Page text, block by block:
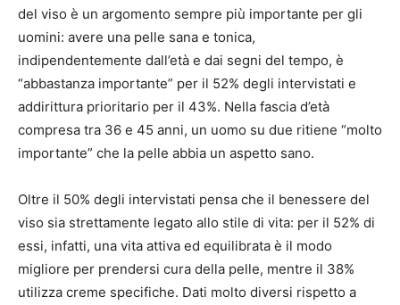
del viso è un argomento sempre più importante per gli
uomini: avere una pelle sana e tonica,
indipendentemente dall’età e dai segni del tempo, è
“abbastanza importante” per il 52% degli intervistati e
addirittura prioritario per il 43%. Nella fascia d’età
compresa tra 36 e 45 anni, un uomo su due ritiene “molto
importante” che la pelle abbia un aspetto sano.
Oltre il 50% degli intervistati pensa che il benessere del
viso sia strettamente legato allo stile di vita: per il 52% di
essi, infatti, una vita attiva ed equilibrata è il modo
migliore per prendersi cura della pelle, mentre il 38%
utilizza creme specifiche. Dati molto diversi rispetto a